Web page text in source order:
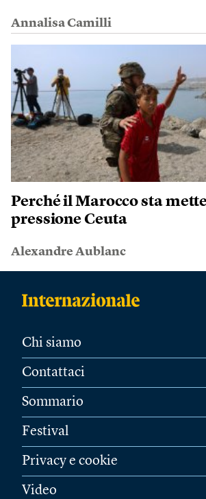
Annalisa Camilli
Perché il Marocco sta
pressione Ceuta
Alexandre Aublanc
Chi siamo
Contattaci
Sommario
Festival
Privacy e cookie
Video